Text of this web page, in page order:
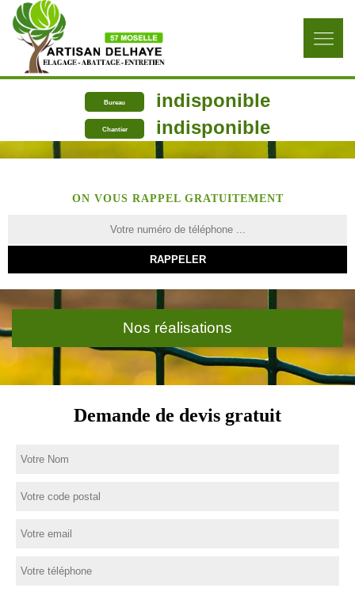
Bureau indisponible
Chantier indisponible
ON VOUS RAPPEL GRATUITEMENT
Nos réalisations
Demande de devis gratuit